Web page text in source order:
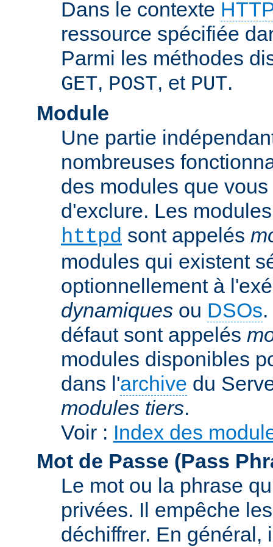
Dans le contexte HTTP
ressource spécifiée
Parmi les méthodes
GET, POST, et PUT.
Module
Une partie
nombreuses
des modules que
d'exclure. Les
httpd sont appelés
modules qui existent
optionnellement à
dynamiques ou DSOs
défaut sont appelés
modules disponibles
dans l'archive du
modules tiers.
Voir : Index des
Mot de Passe (Pass
Le mot ou la phrase
privées. Il empêche
déchiffrer. En général,